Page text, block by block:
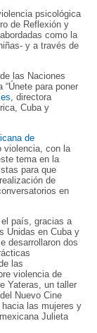
psicológica
de Reflexión y
como la
y a través de
las Naciones
“Únete para poner
, directora
Cuba y
de
violencia, con la
tema en la
para que
de
en
país, gracias a
Unidas en Cuba y
desarrollaron dos
las
violencia de
Yateras, un taller
Nuevo Cine
las mujeres y
Julieta